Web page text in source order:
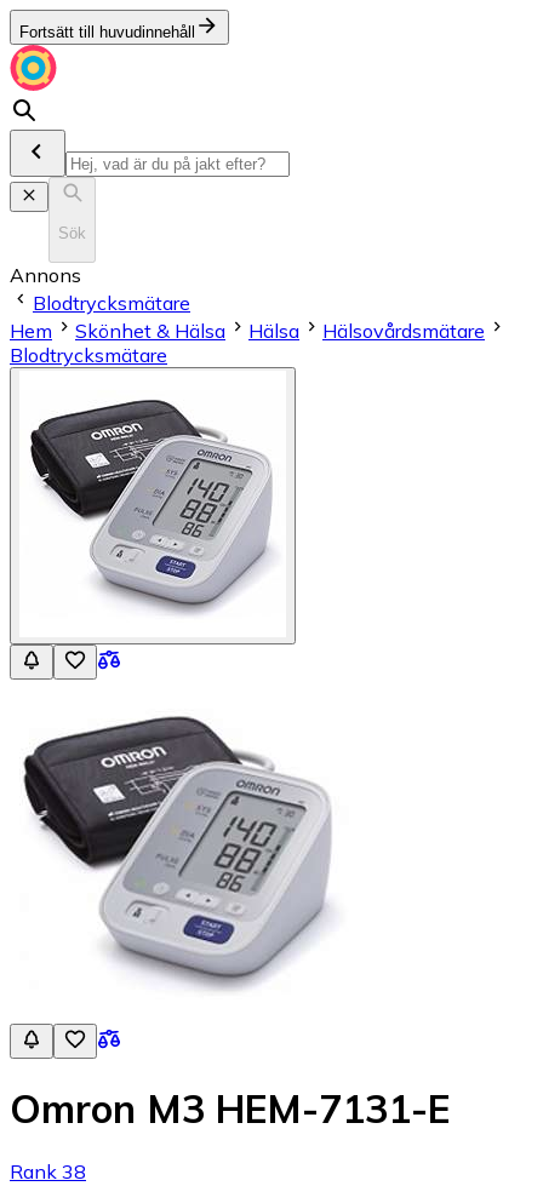
Fortsätt till huvudinnehåll
Sök
Annons
Blodtrycksmätare
Hem
Skönhet & Hälsa Hälsa
Hälsovårdsmätare
Blodtrycksmätare
Omron M3 HEM-7131-E
Rank 38